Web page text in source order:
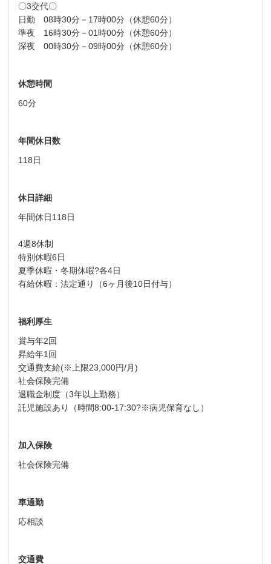
〇3交代〇
日勤 08時30分－17時00分（休憩60分）
準夜 16時30分－01時00分（休憩60分）
深夜 00時30分－09時00分（休憩60分）
休憩時間
60分
年間休日数
118日
休日詳細
年間休日118日
4週8休制
特別休暇6日
夏季休暇・冬期休暇?各4日
有給休暇：法定通り（6ヶ月後10日付与）
福利厚生
賞与年2回
昇給年1回
交通費支給(※上限23,000円/月)
社会保険完備
退職金制度（3年以上勤務）
託児施設あり（時間8:00-17:30?※病児保育なし）
加入保険
社会保険完備
車通勤
応相談
交通費